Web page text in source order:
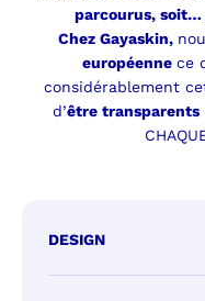
parcourus, soit…
Chez Gayaskin,
européenne ce
considérablement
d’être transparents
DESIGN